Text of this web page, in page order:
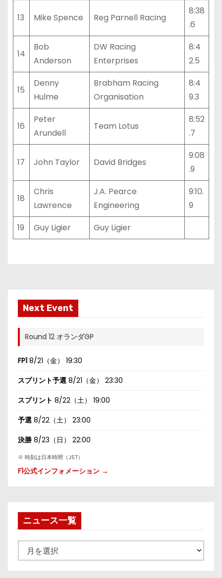
13 Mike Spence Reg Parnell Racing
8:38
.6
14
Bob
Anderson
DW Racing
Enterprises
8:4
2.5
15
Denny
Hulme
Brabham Racing
Organisation
8:4
9.3
16
Peter
Arundell
Team Lotus
8:52
.7
17 John Taylor David Bridges
9:08
.9
18
Chris
Lawrence
J.A. Pearce
Engineering
9:10.
9
19
Guy Ligier Guy Ligier
Next Event
Round 12 オランダGP
FP1 8/21（金） 19:30
スプリント予選 8/21（金） 23:30
スプリント 8/22（土） 19:00
予選 8/22（土） 23:00
決勝 8/23（日） 22:00
※ 時刻は日本時間（JST）
F1公式インフォメーション →
ニュース一覧
ュ